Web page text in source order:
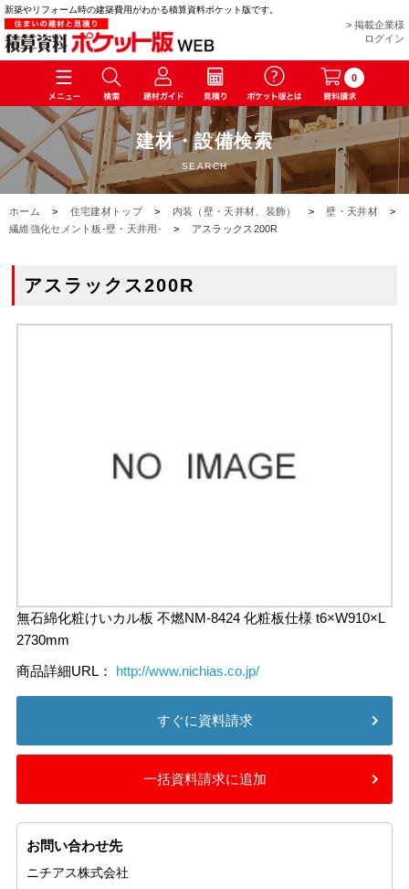
新築やリフォーム時の建築費用がわかる積算資料ポケット版です。
> 掲載企業様
ログイン
0
建材・設備検索
SEARCH
ホーム > 住宅建材トップ > 内装（壁・天井材、装飾） > 壁・天井材
>
繊維強化セメント板-壁・天井用-
> アスラックス200R
アスラックス200R
無石綿化粧けいカル板 不燃NM-8424 化粧板仕様 t6×W910×L
2730mm
商品詳細URL： http://www.nichias.co.jp/
すぐに資料請求
一括資料請求に追加
お問い合わせ先
ニチアス株式会社